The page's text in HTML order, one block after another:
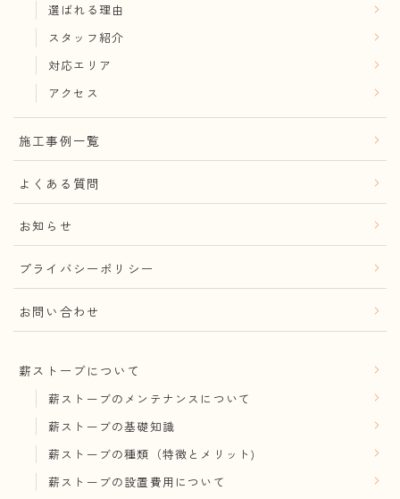
選ばれる理由
スタッフ紹介
対応エリア
アクセス
施工事例一覧
よくある質問
お知らせ
プライバシーポリシー
お問い合わせ
薪ストーブについて
薪ストーブのメンテナンスについて
薪ストーブの基礎知識
薪ストーブの種類（特徴とメリット)
薪ストーブの設置費用について